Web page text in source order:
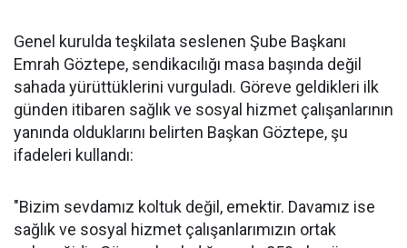
Genel kurulda teşkilata seslenen Şube Başkanı
Emrah Göztepe, sendikacılığı masa başında değil
sahada yürüttüklerini vurguladı. Göreve geldikleri ilk
günden itibaren sağlık ve sosyal hizmet çalışanlarının
yanında olduklarını belirten Başkan Göztepe, şu
ifadeleri kullandı:
"Bizim sevdamız koltuk değil, emektir. Davamız ise
sağlık ve sosyal hizmet çalışanlarımızın ortak